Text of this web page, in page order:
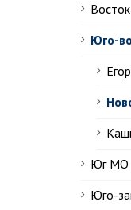
Юго-
Юг МО
Юго-